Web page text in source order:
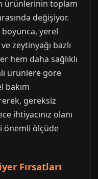
ürünlerinin toplam
değişiyor.
boyunca, yerel
zeytinyağı bazlı
hem daha sağlıklı
ürünlere göre
bakım
gereksiz
ihtiyacınız olanı
önemli ölçüde
Fırsatları